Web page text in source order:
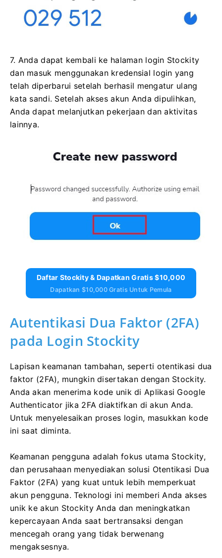
7. Anda dapat kembali ke halaman login Stockity
dan masuk menggunakan kredensial login yang
telah diperbarui setelah berhasil mengatur ulang
kata sandi. Setelah akses akun Anda dipulihkan,
Anda dapat melanjutkan pekerjaan dan aktivitas
lainnya.
Daftar Stockity & Dapatkan Gratis $10,000
Dapatkan $10,000 Gratis Untuk Pemula
Autentikasi Dua Faktor (2FA)
pada Login Stockity
Lapisan keamanan tambahan, seperti otentikasi dua
faktor (2FA), mungkin disertakan dengan Stockity.
Anda akan menerima kode unik di Aplikasi Google
Authenticator jika 2FA diaktifkan di akun Anda.
Untuk menyelesaikan proses login, masukkan kode
ini saat diminta.
Keamanan pengguna adalah fokus utama Stockity,
dan perusahaan menyediakan solusi Otentikasi Dua
Faktor (2FA) yang kuat untuk lebih memperkuat
akun pengguna. Teknologi ini memberi Anda akses
unik ke akun Stockity Anda dan meningkatkan
kepercayaan Anda saat bertransaksi dengan
mencegah orang yang tidak berwenang
mengaksesnya.